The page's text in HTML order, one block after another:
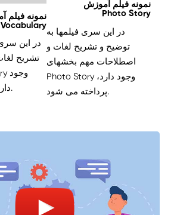
نمونه فیلم
Vocabulary
در این
تشریح
دارد، پرداخته می شود.
نمونه فیلم آموزش
Photo Story
در این سری فیلمها به
توضیح و تشریح لغات و
اصطلاحات مهم بخشهای
Photo Story وجود دارد،
پرداخته می شود.